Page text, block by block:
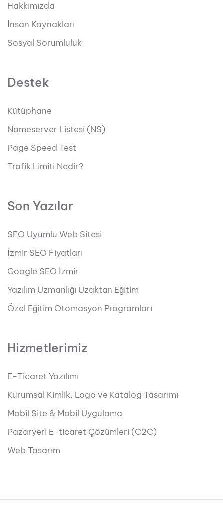
Hakkımızda
İnsan Kaynakları
Sosyal Sorumluluk
Destek
Kütüphane
Nameserver Listesi (NS)
Page Speed Test
Trafik Limiti Nedir?
Son Yazılar
SEO Uyumlu Web Sitesi
İzmir SEO Fiyatları
Google SEO İzmir
Yazılım Uzmanlığı Uzaktan Eğitim
Özel Eğitim Otomasyon Programları
Hizmetlerimiz
E-Ticaret Yazılımı
Kurumsal Kimlik, Logo ve Katalog Tasarımı
Mobil Site & Mobil Uygulama
Pazaryeri E-ticaret Çözümleri (C2C)
Web Tasarım